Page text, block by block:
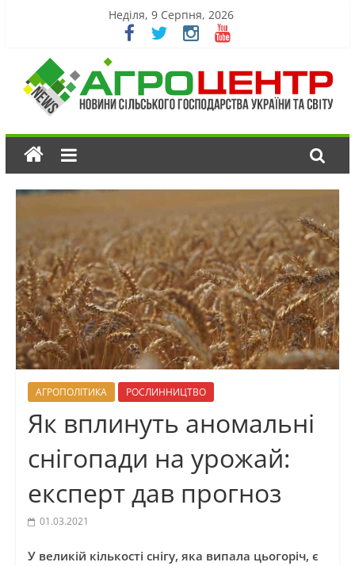
Неділя, 9 Серпня, 2026
АГРОПОЛІТИКА РОСЛИННИЦТВО
Як вплинуть аномальні
снігопади на урожай:
експерт дав прогноз
01.03.2021
У великій кількості снігу, яка випала цьогоріч, є